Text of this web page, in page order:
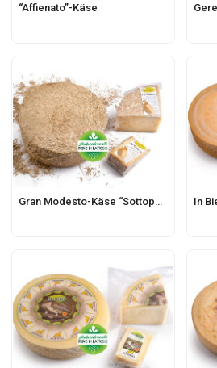
“Affienato”-Käse
Gran Modesto-Käse “Sottopaglia“